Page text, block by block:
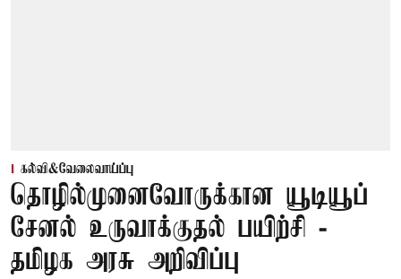
கல்வி&வேலைவாய்ப்பு
தொழில்முனைவோருக்கான யூடியூப்
சேனல் உருவாக்குதல் பயிற்சி -
தமிழக அரசு அறிவிப்பு